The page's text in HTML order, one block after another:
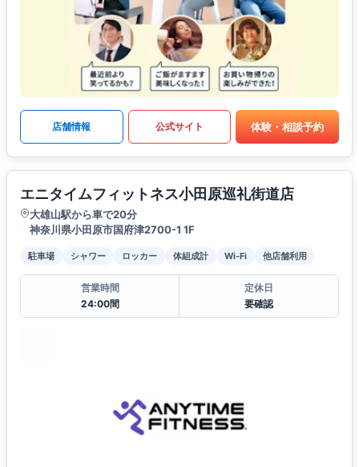
店舗情報 公式サイト 体験・相談予約
エニタイムフィットネス小田原巡礼街道店
大雄山駅から車で20分
神奈川県小田原市国府津2700-1 1F
駐車場 シャワー ロッカー 体組成計 Wi-Fi 他店舗利用
営業時間
24:00間
定休日
要確認